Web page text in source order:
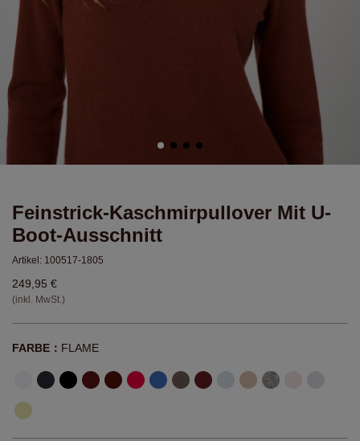
Feinstrick-Kaschmirpullover Mit U-
Boot-Ausschnitt
Artikel: 100517-1805
249,95 €
(inkl. MwSt.)
FARBE： FLAME